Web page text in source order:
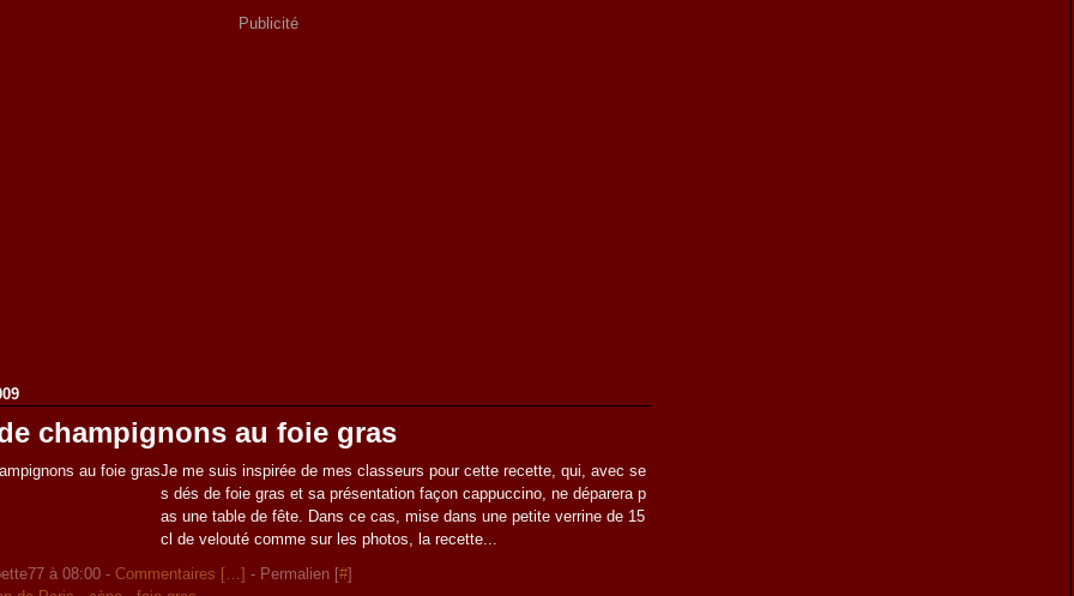
Publicité
champignons au foie gras
Je me suis inspirée de mes classeurs pour cette recette, qui, avec se
s dés de foie gras et sa présentation façon cappuccino, ne déparera p
as une table de fête. Dans ce cas, mise dans une petite verrine de 15
cl de velouté comme sur les photos, la recette...
à 08:00 -Commentaires […] - Permalien [#]